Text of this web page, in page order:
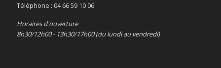
Téléphone : 04 66 59 10 06
Horaires d'ouverture
8h30/12h00 - 13h30/17h00 (du lundi au vendredi)